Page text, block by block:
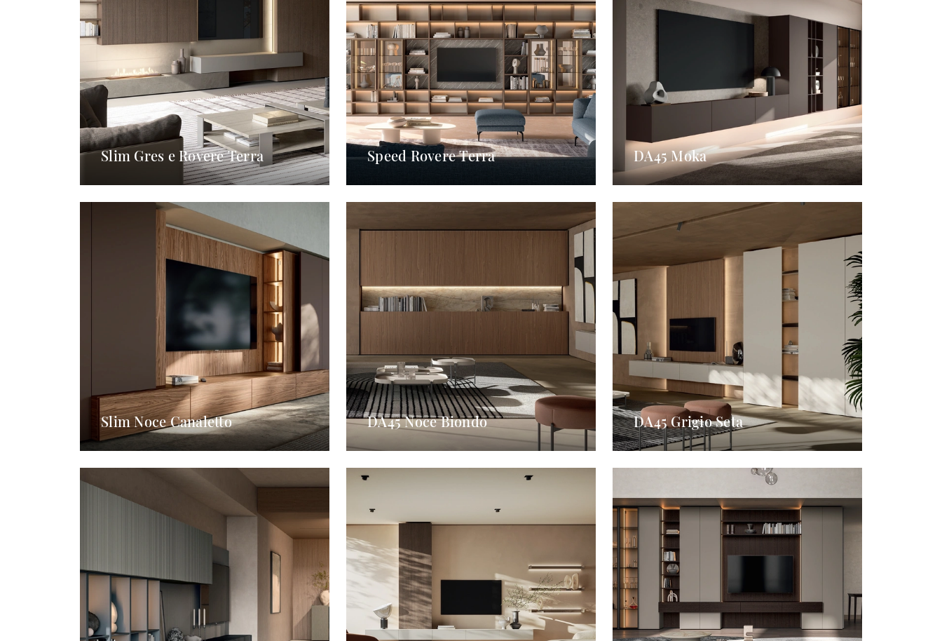
Slim Gres e Rovere Terra Speed Rovere Terra DA45 Moka
Slim Noce Canaletto DA45 Noce Biondo DA45 Grigio Seta